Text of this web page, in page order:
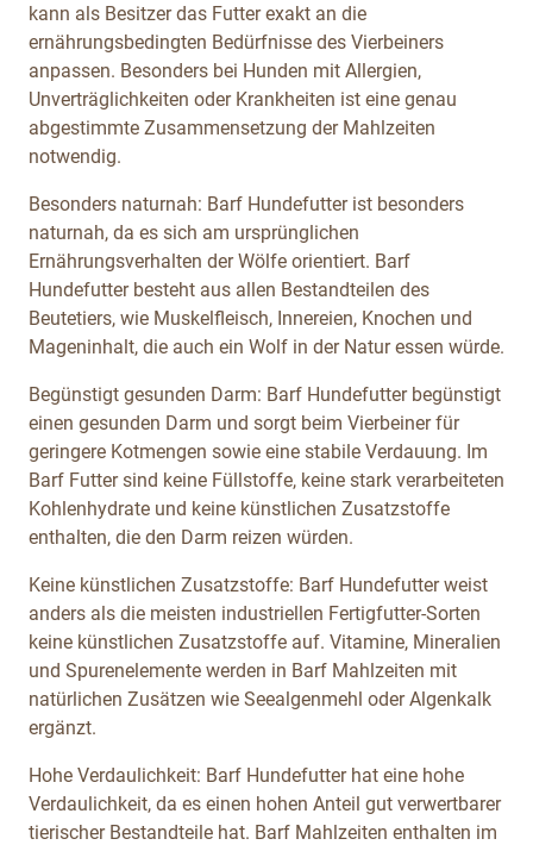
kann als Besitzer das Futter exakt an die
ernährungsbedingten Bedürfnisse des Vierbeiners
anpassen. Besonders bei Hunden mit Allergien,
Unverträglichkeiten oder Krankheiten ist eine genau
abgestimmte Zusammensetzung der Mahlzeiten
notwendig.
Besonders naturnah: Barf Hundefutter ist besonders
naturnah, da es sich am ursprünglichen
Ernährungsverhalten der Wölfe orientiert. Barf
Hundefutter besteht aus allen Bestandteilen des
Beutetiers, wie Muskelfleisch, Innereien, Knochen und
Mageninhalt, die auch ein Wolf in der Natur essen würde.
Begünstigt gesunden Darm: Barf Hundefutter begünstigt
einen gesunden Darm und sorgt beim Vierbeiner für
geringere Kotmengen sowie eine stabile Verdauung. Im
Barf Futter sind keine Füllstoffe, keine stark verarbeiteten
Kohlenhydrate und keine künstlichen Zusatzstoffe
enthalten, die den Darm reizen würden.
Keine künstlichen Zusatzstoffe: Barf Hundefutter weist
anders als die meisten industriellen Fertigfutter-Sorten
keine künstlichen Zusatzstoffe auf. Vitamine, Mineralien
und Spurenelemente werden in Barf Mahlzeiten mit
natürlichen Zusätzen wie Seealgenmehl oder Algenkalk
ergänzt.
Hohe Verdaulichkeit: Barf Hundefutter hat eine hohe
Verdaulichkeit, da es einen hohen Anteil gut verwertbarer
tierischer Bestandteile hat. Barf Mahlzeiten enthalten im